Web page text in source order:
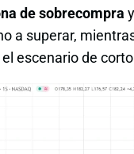
de sobrecompra
a superar,
escenario de